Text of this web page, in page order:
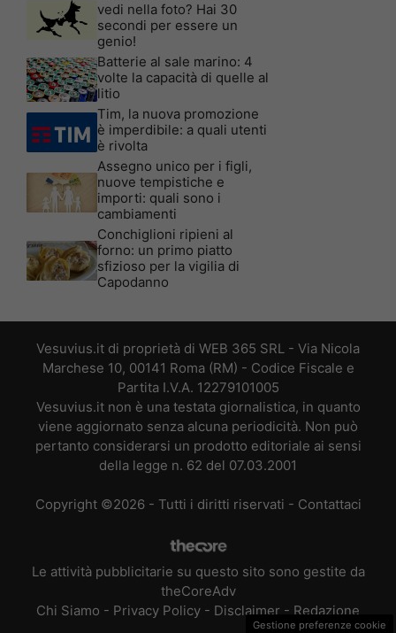
vedi nella foto? Hai 30
secondi per essere un
genio!
Batterie al sale marino: 4
volte la capacità di quelle al
litio
Tim, la nuova promozione
è imperdibile: a quali utenti
è rivolta
Assegno unico per i figli,
nuove tempistiche e
importi: quali sono i
cambiamenti
Conchiglioni ripieni al
forno: un primo piatto
sfizioso per la vigilia di
Capodanno
Vesuvius.it di proprietà di WEB 365 SRL - Via Nicola
Marchese 10, 00141 Roma (RM) - Codice Fiscale e
Partita I.V.A. 12279101005
Vesuvius.it non è una testata giornalistica, in quanto
viene aggiornato senza alcuna periodicità. Non può
pertanto considerarsi un prodotto editoriale ai sensi
della legge n. 62 del 07.03.2001
Copyright ©2026 - Tutti i diritti riservati - Contattaci
Le attività pubblicitarie su questo sito sono gestite da
theCoreAdv
Chi Siamo - Privacy Policy - Disclaimer - Redazione
Gestione preferenze cookie